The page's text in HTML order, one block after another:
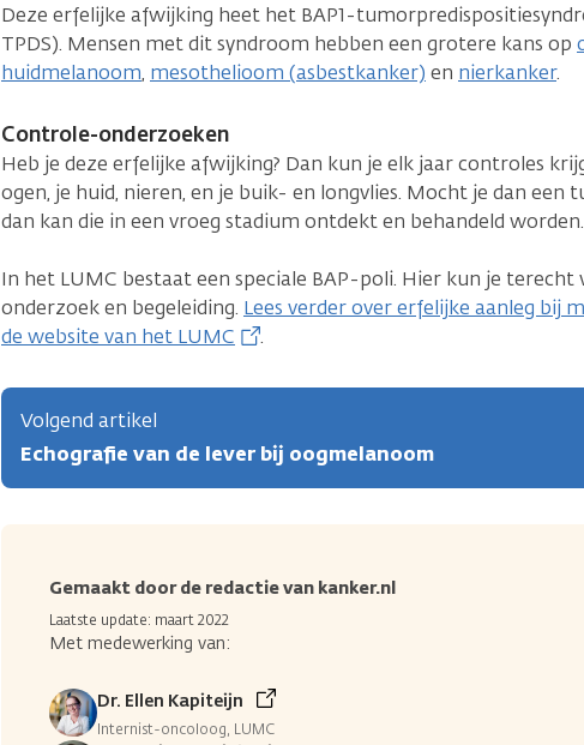
Deze erfelijke afwijking heet het BAP1-
TPDS). Mensen met dit syndroom hebben een grotere kans op
huidmelanoom, mesothelioom (asbestkanker) en nierkanker.
Controle-onderzoeken
Heb je deze erfelijke afwijking? Dan kun je elk jaar controles
ogen, je huid, nieren, en je buik- en longvlies. Mocht je dan een
dan kan die in een vroeg stadium ontdekt en behandeld worden.
In het LUMC bestaat een speciale BAP-poli. Hier kun je terecht
onderzoek en begeleiding. Lees verder over erfelijke aanleg bij
de website van het LUMC
.
Volgend artikel
Echografie van de lever bij oogmelanoom
Gemaakt door de redactie van kanker.nl
Laatste update: maart 2022
Met medewerking van:
Dr. Ellen Kapiteijn
Internist-oncoloog, LUMC